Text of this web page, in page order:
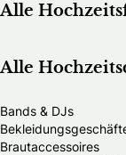
Alle
Alle
Bands & DJs
Brautaccessoires